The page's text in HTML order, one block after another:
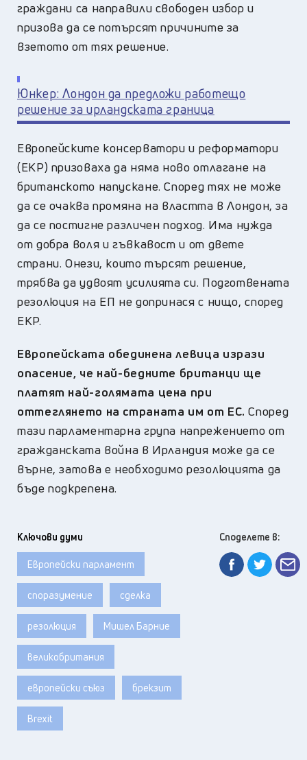
граждани са направили свободен избор и
призова да се потърсят причините за
взетото от тях решение.
Юнкер: Лондон да предложи работещо
решение за ирландската граница
Европейските консерватори и реформатори
(ЕКР) призоваха да няма ново отлагане на
британското напускане. Според тях не може
да се очаква промяна на властта в Лондон, за
да се постигне различен подход. Има нужда
от добра воля и гъвкавост и от двете
страни. Онези, които търсят решение,
трябва да удвоят усилията си. Подготвената
резолюция на ЕП не допринася с нищо, според
ЕКР.
Европейската обединена левица изрази
опасение, че най-бедните британци ще
платят най-голямата цена при
оттеглянето на страната им от ЕС. Според
тази парламентарна група напрежението от
гражданската война в Ирландия може да се
върне, затова е необходимо резолюцията да
бъде подкрепена.
Ключови думи
Европейски парламент
споразумение сделка
резолюция Мишел Барние
великобритания
европейски съюз брекзит
Brexit
Споделете в: